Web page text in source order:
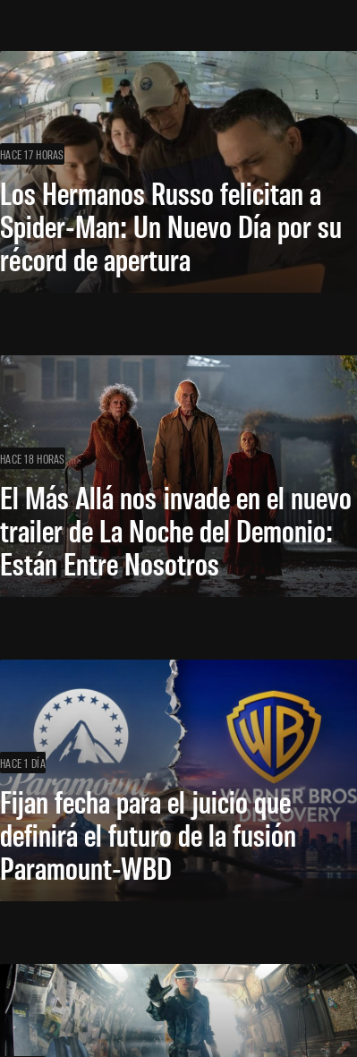
HACE 17 HORAS
Los Hermanos Russo felicitan a
Spider-Man: Un Nuevo Día por su
récord de apertura
HACE 18 HORAS
El Más Allá nos invade en el nuevo
trailer de La Noche del Demonio:
Están Entre Nosotros
HACE 1 DÍA
Fijan fecha para el juicio que
definirá el futuro de la fusión
Paramount-WBD